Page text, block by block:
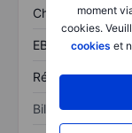
moment
cookies.
cookies et
Chiffre d’affaires
EBITDA
Résultat net
Bilan